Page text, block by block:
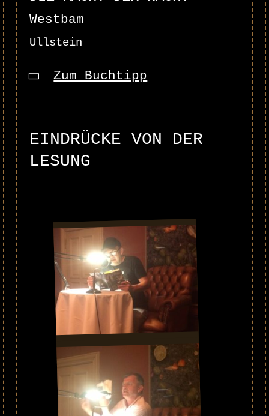
Westbam
Ullstein
Zum Buchtipp
EINDRÜCKE VON DER
LESUNG